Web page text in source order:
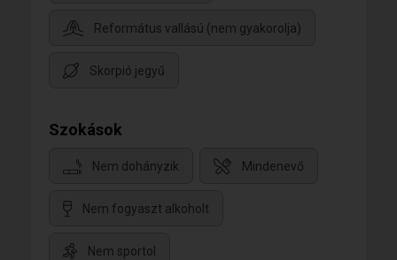
Református vallású (nem gyakorolja)
Skorpió jegyű
Szokások
Nem dohányzik Mindenevő
Nem fogyaszt alkoholt
Nem sportol